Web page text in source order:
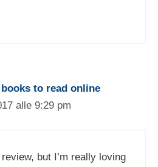
to read online
alle 9:29 pm
but I’m really loving